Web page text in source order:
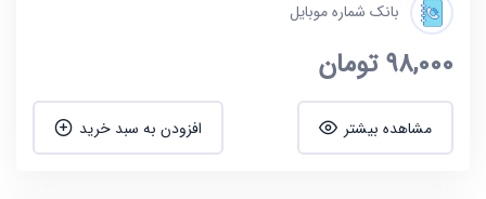
این بانک برای منطقه کد پستی 17 تهران بوده که با توجه به
نقشه زیر شامل منطقه های شهرداری 13 و 14 میباشد. محله
بانک شماره موبایل
98,000تومان
مشاهده بیشتر افزودن به سبد خرید